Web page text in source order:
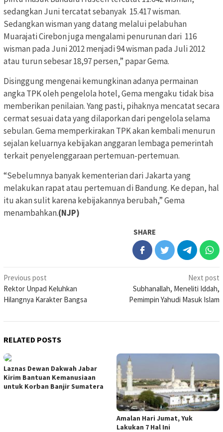
sedangkan Juni tercatat sebanyak 15.417 wisman.
Sedangkan wisman yang datang melalui pelabuhan
Muarajati Cirebon juga mengalami penurunan dari 116
wisman pada Juni 2012 menjadi 94 wisman pada Juli 2012
atau turun sebesar 18,97 persen,” papar Gema.
Disinggung mengenai kemungkinan adanya permainan
angka TPK oleh pengelola hotel, Gema mengaku tidak bisa
memberikan penilaian. Yang pasti, pihaknya mencatat secara
cermat sesuai data yang dilaporkan dari pengelola selama
sebulan. Gema memperkirakan TPK akan kembali menurun
sejalan keluarnya kebijakan anggaran lembaga pemerintah
terkait penyelenggaraan pertemuan-pertemuan.
“Sebelumnya banyak kementerian dari Jakarta yang
melakukan rapat atau pertemuan di Bandung. Ke depan, hal
itu akan sulit karena kebijakannya berubah,” Gema
menambahkan.(NJP)
SHARE
Post
navigation
Previous post
Rektor Unpad Keluhkan
Hilangnya Karakter Bangsa
Next post
Subhanallah, Meneliti Iddah,
Pemimpin Yahudi Masuk Islam
RELATED POSTS
Laznas Dewan Dakwah Jabar
Kirim Bantuan Kemanusiaan
untuk Korban Banjir Sumatera
Amalan Hari Jumat, Yuk
Lakukan 7 Hal Ini